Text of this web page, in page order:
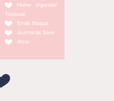
Home organiser
Toulouse
Emilie Massal
Journal de Saxe
Anne